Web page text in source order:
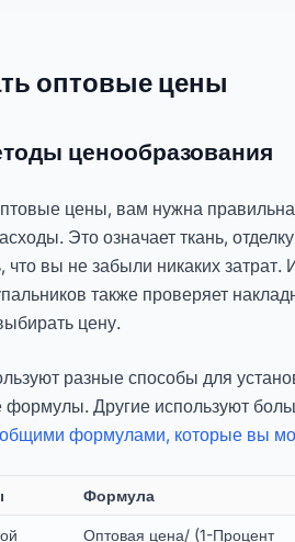
оптовые цены
ценообразования
цены, вам нужна
Это означает ткань,
что вы не забыли никаких затрат.
также проверяет
цену.
разные способы для
формулы. Другие используют
формулами, которые вы
Формула
Оптовая цена/ (1-Процент